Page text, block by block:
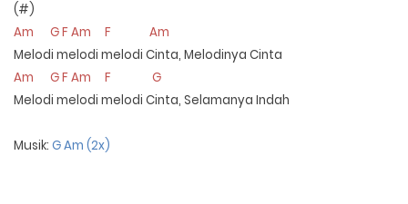
(#)
Am
G F Am F
Am
Melodi melodi melodi Cinta, Melodinya Cinta
Am
G F Am F
G
Melodi melodi melodi Cinta, Selamanya Indah
Musik: G Am (2x)